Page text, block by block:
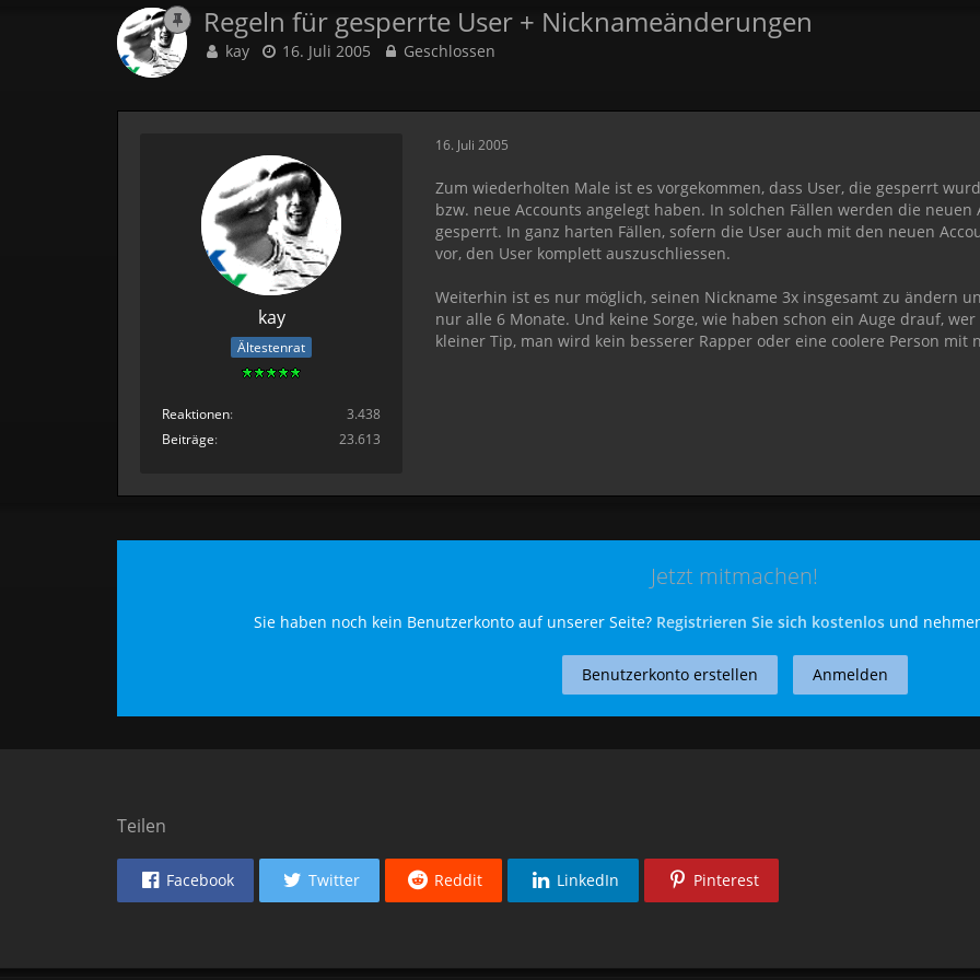
Regeln für gesperrte User + Nicknameänderungen
kay 16. Juli 2005 Geschlossen
kay
Ältestenrat
Reaktionen
3.438
Beiträge
23.613
16. Juli 2005
Zum wiederholten Male ist es vorgekommen, dass User, die gesperrt
bzw. neue Accounts angelegt haben. In solchen Fällen werden die
gesperrt. In ganz harten Fällen, sofern die User auch mit den neuen
vor, den User komplett auszuschliessen.
Weiterhin ist es nur möglich, seinen Nickname 3x insgesamt zu ändern
nur alle 6 Monate. Und keine Sorge, wie haben schon ein Auge drauf,
kleiner Tip, man wird kein besserer Rapper oder eine coolere Person mit
Jetzt mitmachen!
Sie haben noch kein Benutzerkonto auf unserer Seite? Registrieren Sie sich kostenlosund
Benutzerkonto erstellen Anmelden
Teilen
Facebook Twitter Reddit LinkedIn Pinterest